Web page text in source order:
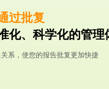
过批复
化、科学化的管理
系，使您的报告批复更加快捷